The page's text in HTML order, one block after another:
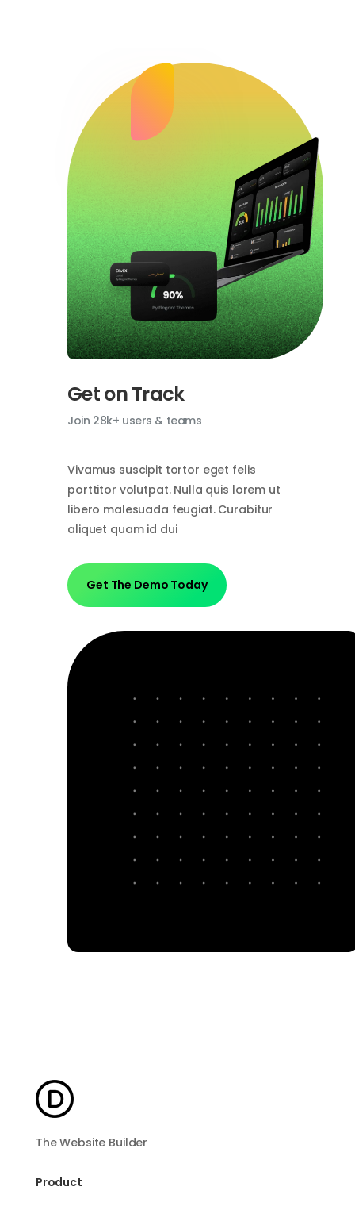
Get on Track
Join 28k+ users & teams
Vivamus suscipit tortor eget felis
porttitor volutpat. Nulla quis lorem ut
libero malesuada feugiat. Curabitur
aliquet quam id dui
Get The Demo Today
The Website Builder
Product